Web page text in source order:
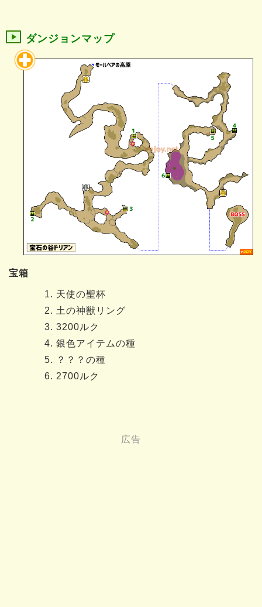
ダンジョンマップ
宝箱
天使の聖杯
土の神獣リング
3200ルク
銀色アイテムの種
？？？の種
2700ルク